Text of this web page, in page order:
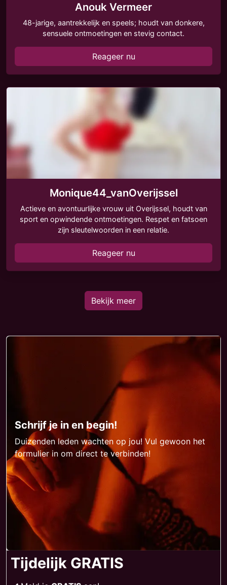
Anouk Vermeer
48-jarige, aantrekkelijk en speels; houdt van donkere,
sensuele ontmoetingen en stevig contact.
Reageer nu
Monique44_vanOverijssel
Actieve en avontuurlijke vrouw uit Overijssel, houdt van
sport en opwindende ontmoetingen. Respet en fatsoen
zijn sleutelwoorden in een relatie.
Reageer nu
Bekijk meer
Schrijf je in en begin!
Duizenden leden wachten op jou! Vul gewoon het
formulier in om direct te verbinden!
Tijdelijk GRATIS